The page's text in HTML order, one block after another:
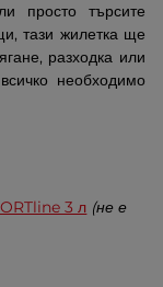
просто търсите
тази жилетка ще
разходка или
необходимо
3 л (не е